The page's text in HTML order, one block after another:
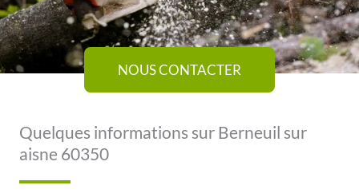
NOUS CONTACTER
Quelques informations sur Berneuil sur
aisne 60350